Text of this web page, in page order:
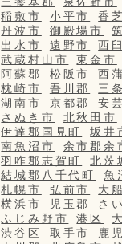
稲敷市
小平市 香
丹波市
御殿場市
出水市
遠野市 西
武蔵村山市
東金市
阿蘇郡
松阪市 西
枕崎市
吾川郡 三
湖南市
京都郡 安
さぬき市
北秋田市
伊達郡国見町
坂井
南魚沼市
余市郡余
羽咋郡志賀町
北茨
結城郡八千代町
魚
札幌市
弘前市 大
横浜市
児玉郡 さ
ふじみ野市
港区
渋谷区
取手市 鹿